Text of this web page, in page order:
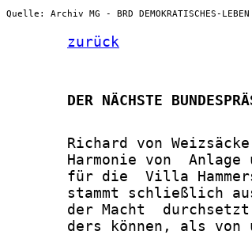
Quelle: Archiv MG - BRD DEMOKRATISCHES-
zurück
DER NÄCHSTE
Richard von
Harmonie von  Anlage
für die  Villa
stammt schließlich
der Macht
ders können, als von